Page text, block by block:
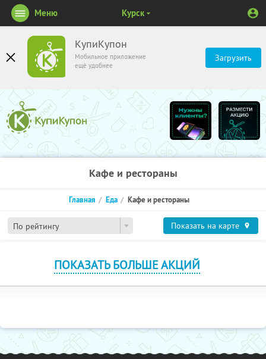
КупиКупон
Мобильное приложение
ещё удобнее
Загрузить
Меню Курск
Кафе и рестораны
По рейтингу
Главная Еда Кафе и рестораны
Показать на карте
ПОКАЗАТЬ БОЛЬШЕ АКЦИЙ